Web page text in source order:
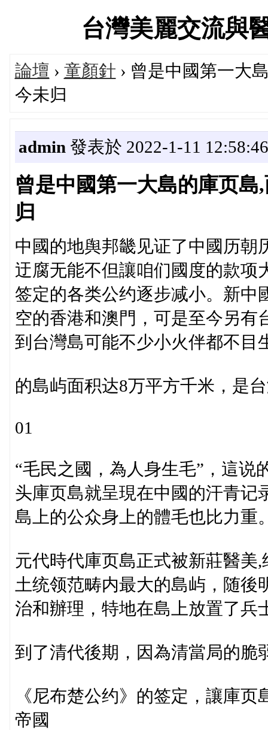
台灣美麗交流與
論壇 › 童顏針 › 曾是中國第一大
今未归
admin 發表於 2022-1-11 12:58:46
曾是中國第一大島的庫页
归
中國的地舆邦畿见证了中國历朝
迂腐无能不但讓咱们國度的款项
签定的各类公约逐步减小。新中
空的香港和澳門，可是至今另有
到台灣島可能不少小火伴都不目
的島屿面积达8万平方千米，是
01
“毛民之國，為人身生毛”，這说
头庫页島就呈現在中國的汗青记
島上的公众身上的體毛也比力重
元代時代庫页島正式被新莊醫美
土统领范畴内最大的島屿，随後
治和辦理，特地在島上放置了兵
到了清代後期，因為清當局的脆
《尼布楚公约》的签定，讓庫
帝國